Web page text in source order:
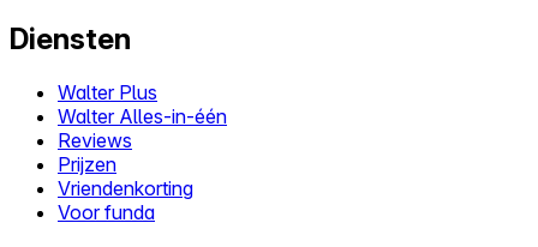
Diensten
Walter Plus
Walter Alles-in-één
Reviews
Prijzen
Vriendenkorting
Voor funda